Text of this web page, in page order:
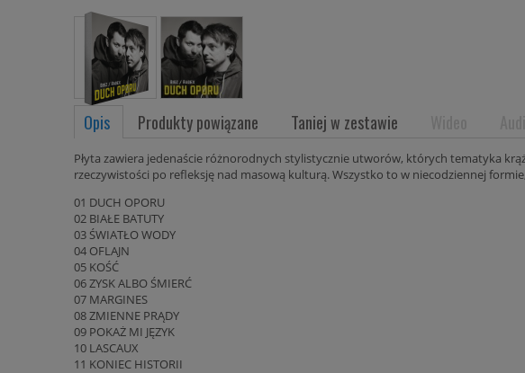
Opis Produkty powiązane Taniej w zestawie
Płyta zawiera jedenaście różnorodnych stylistycznie utworów, których tematyka
rzeczywistości po refleksję nad masową kulturą. Wszystko to w niecodziennej
01 DUCH OPORU
02 BIAŁE BATUTY
03 ŚWIATŁO WODY
04 OFLAJN
05 KOŚĆ
06 ZYSK ALBO ŚMIERĆ
07 MARGINES
08 ZMIENNE PRĄDY
09 POKAŻ MI JĘZYK
10 LASCAUX
11 KONIEC HISTORII